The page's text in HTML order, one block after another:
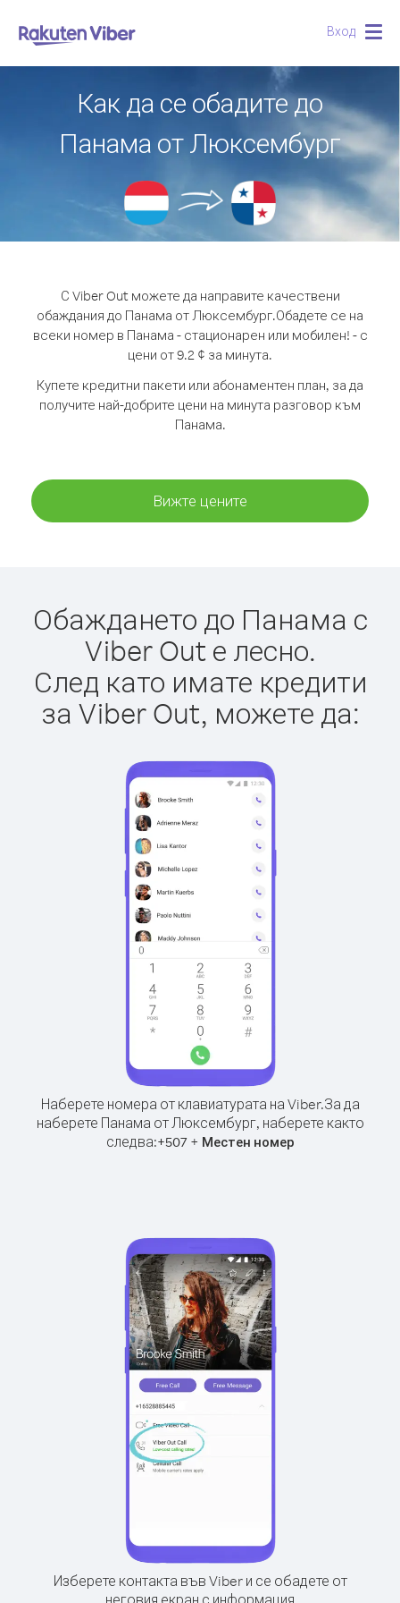
Вход
Как да се обадите до
Панама от Люксембург
С Viber Out можете да направите качествени
обаждания до Панама от Люксембург.Обадете се на
всеки номер в Панама - стационарен или мобилен! - с
цени от 9.2 ¢ за минута.
Купете кредитни пакети или абонаментен план, за да
получите най-добрите цени на минута разговор към
Панама.
Вижте цените
Обаждането до Панама с
Viber Out е лесно.
След като имате кредити
за Viber Out, можете да:
Наберете номера от клавиатурата на Viber.За да
наберете Панама от Люксембург, наберете както
следва:+507+ Местен номер
Изберете контакта във Viber и се обадете от
неговия екран с информация